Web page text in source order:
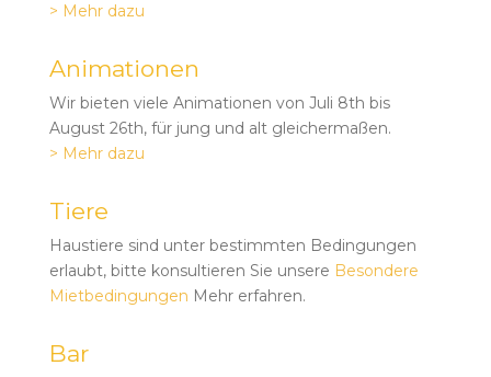
> Mehr dazu
Animationen
Wir bieten viele Animationen von Juli 8th bis
August 26th, für jung und alt gleichermaßen.
> Mehr dazu
Tiere
Haustiere sind unter bestimmten Bedingungen
erlaubt, bitte konsultieren Sie unsere Besondere
Mietbedingungen Mehr erfahren.
Bar